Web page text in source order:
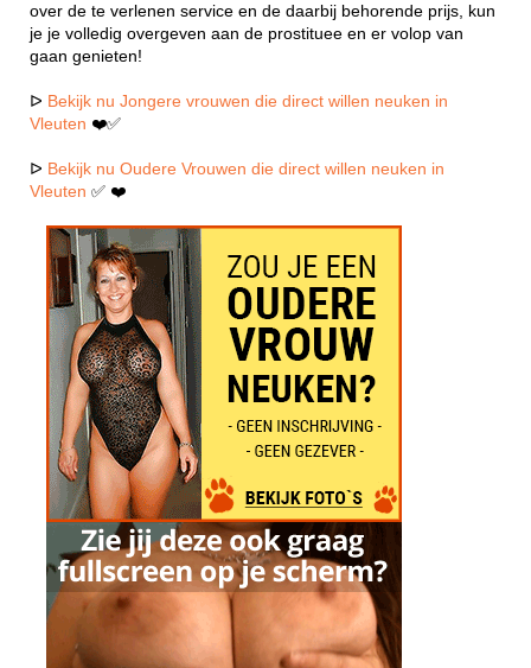
over de te verlenen service en de daarbij behorende prijs, kun
je je volledig overgeven aan de prostituee en er volop van
gaan genieten!
ᐅ Bekijk nu Jongere vrouwen die direct willen neuken in
Vleuten ❤️✅
ᐅ Bekijk nu Oudere Vrouwen die direct willen neuken in
Vleuten ✅ ❤️